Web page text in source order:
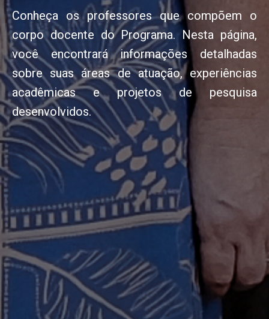
Conheça os professores que compõem o
corpo docente do Programa. Nesta página,
você encontrará informações detalhadas
sobre suas áreas de atuação, experiências
acadêmicas e projetos de pesquisa
desenvolvidos.